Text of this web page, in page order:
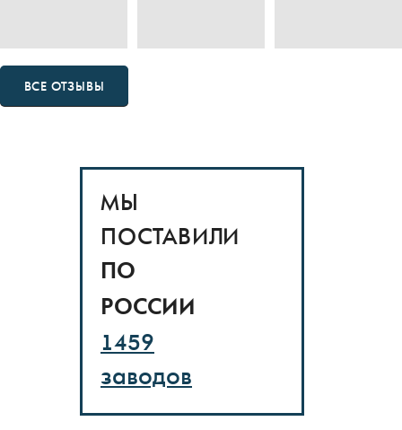
ВСЕ ОТЗЫВЫ
МЫ
ПОСТАВИЛИ
ПО
РОССИИ
1459
заводов